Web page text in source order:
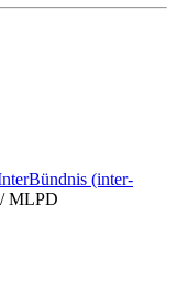
(inter-
MLPD